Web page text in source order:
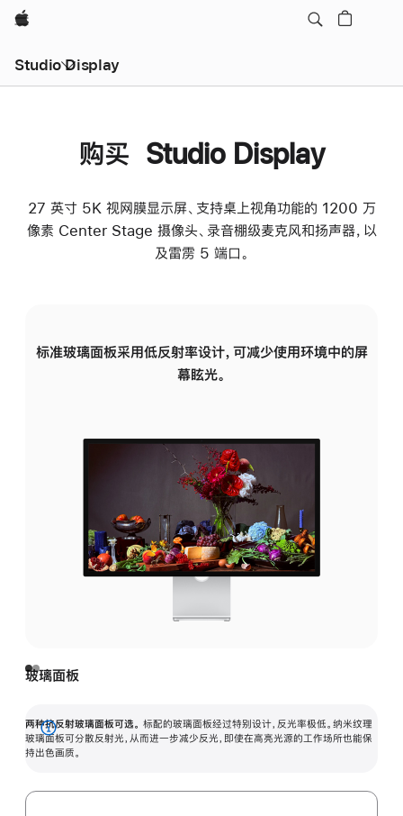
Apple
Studio Display
购买 Studio Display
27 英寸 5K 视网膜显示屏、支持桌上视角功能的 1200 万
像素 Center Stage 摄像头、录音棚级麦克风和扬声器，以
及雷雳 5 端口。
标准玻璃面板采用低反射率设计，可减少使用环境中的屏
幕眩光。
玻璃面板
两种抗反射玻璃面板可选。 标配的玻璃面板经过特别设计，反光率极低。纳米纹理
玻璃面板可分散反射光，从而进一步减少反光，即使在高亮光源的工作场所也能保
持出色画质。
展
开